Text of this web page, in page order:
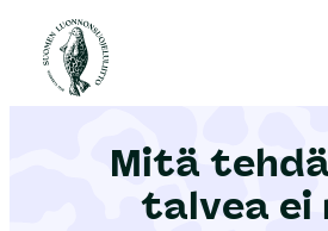
Etusivu
Mitä
talvea ei